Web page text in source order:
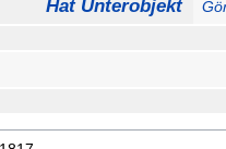
Hat Unterobjekt